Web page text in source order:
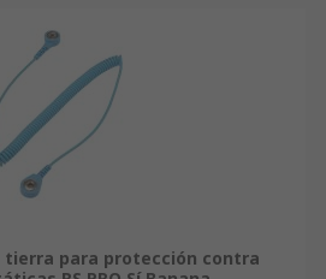
tierra para protección contra